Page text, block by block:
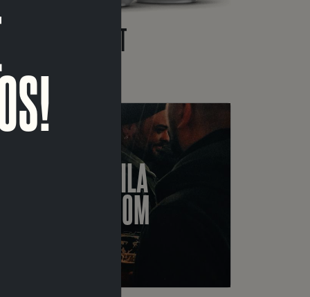
JUST WING IT
MARVILA
TAPROOM